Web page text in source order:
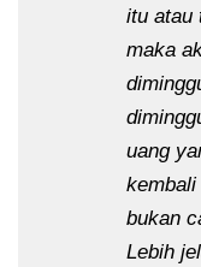
itu atau
maka
uang
kembali
bukan
Lebih